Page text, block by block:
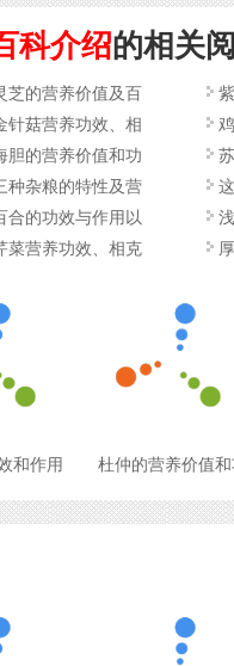
科介绍的相关
芝的营养价值及百
针菇营养功效、相
胆的营养价值和功
种杂粮的特性及营
合的功效与作用以
菜营养功效、相克
和作用 杜仲的营养价值